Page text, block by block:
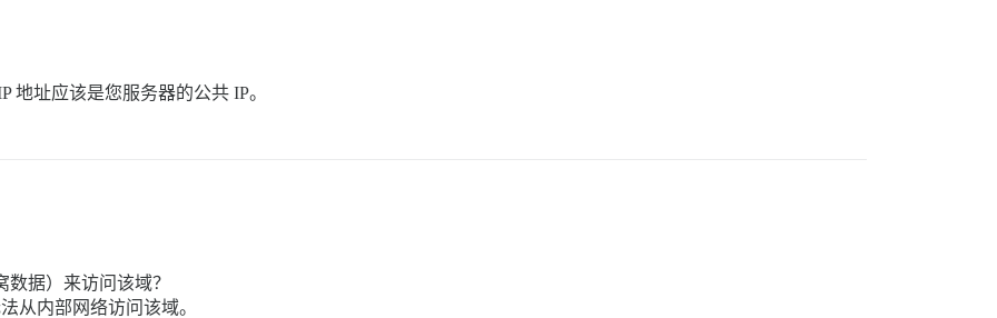
地址应该是您服务器的公共 IP。
据）来访问该域？
从内部网络访问该域。